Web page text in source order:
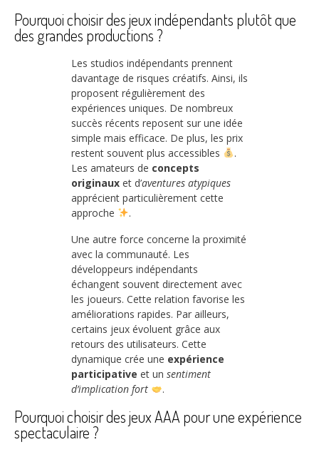
Pourquoi choisir des jeux indépendants plutôt que
des grandes productions ?
Les studios indépendants prennent
davantage de risques créatifs. Ainsi, ils
proposent régulièrement des
expériences uniques. De nombreux
succès récents reposent sur une idée
simple mais efficace. De plus, les prix
restent souvent plus accessibles
.
Les amateurs de concepts
originaux et d’aventures atypiques
apprécient particulièrement cette
approche
.
Une autre force concerne la proximité
avec la communauté. Les
développeurs indépendants
échangent souvent directement avec
les joueurs. Cette relation favorise les
améliorations rapides. Par ailleurs,
certains jeux évoluent grâce aux
retours des utilisateurs. Cette
dynamique crée une expérience
participative et un sentiment
d’implication fort
.
Pourquoi choisir des jeux AAA pour une expérience
spectaculaire ?